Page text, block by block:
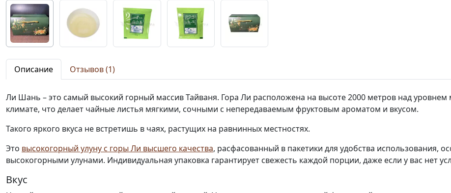
Описание Отзывов (1)
Ли Шань – это самый высокий горный массив Тайваня. Гора Ли расположена на высоте 2000 метров над
климате, что делает чайные листья мягкими, сочными с непередаваемым фруктовым ароматом и вкусом.
Такого яркого вкуса не встретишь в чаях, растущих на равнинных местностях.
Это высокогорный улуну с горы Ли высшего качества, расфасованный в пакетики для удобства использования,
высокогорными улунами. Индивидуальная упаковка гарантирует свежесть каждой порции, даже если у вас нет
Вкус